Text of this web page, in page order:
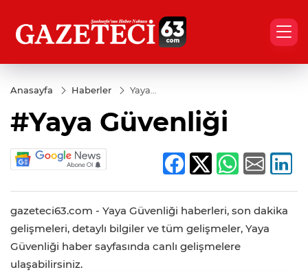
Anasayfa Haberler
Yaya
#Yaya Güvenliği
gazeteci63.com - Yaya Güvenliği haberleri, son dakika
gelişmeleri, detaylı bilgiler ve tüm gelişmeler, Yaya
Güvenliği haber sayfasında canlı gelişmelere
ulaşabilirsiniz.